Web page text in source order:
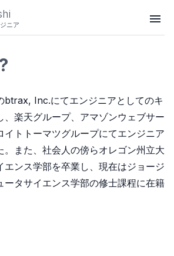
ニア
btrax, Inc.にてエンジニアとしてのキ
、楽天グループ、アマゾンウェブサー
イトトーマツグループにてエンジニア
。また、社会人の傍らオレゴン州立大
エンス学部を卒業し、現在はジョージ
ータサイエンス学部の修士課程に在籍